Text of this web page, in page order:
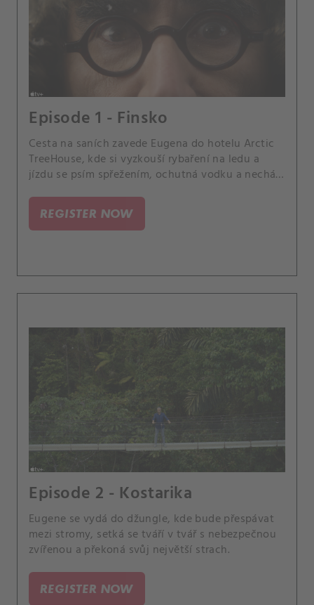
Episode 1 - Finsko
Cesta na saních zavede Eugena do hotelu Arctic
TreeHouse, kde si vyzkouší rybaření na ledu a
jízdu se psím spřežením, ochutná vodku a nechá
REGISTER NOW
Episode 2 - Kostarika
Eugene se vydá do džungle, kde bude přespávat
mezi stromy, setká se tváří v tvář s nebezpečnou
zvířenou a překoná svůj největší strach.
REGISTER NOW